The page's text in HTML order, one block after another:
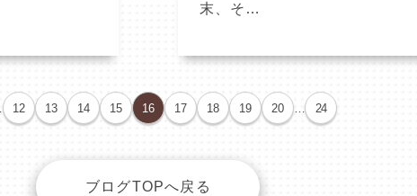
末、そ…
12 13 14 15 16 17 18 19 20 … 24
ブログTOPへ戻る